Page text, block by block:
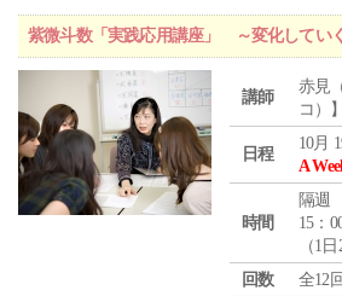
紫微斗数「実践応用講座」 ～変化してい
講師
赤見
コ）】
日程
10月
A
時間
隔週
15：
（1
回数
全12